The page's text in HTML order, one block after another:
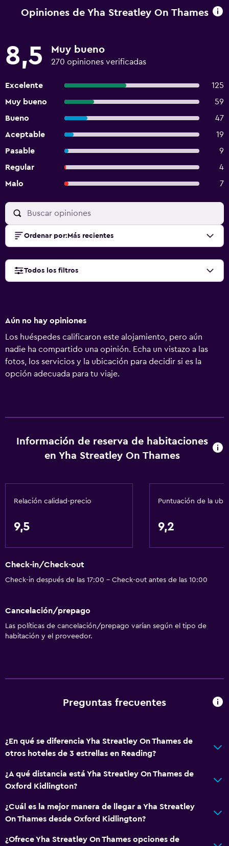
Opiniones de Yha Streatley On Thames
8,5 Muy bueno
270 opiniones verificadas
Excelente
125
Muy bueno
59
Bueno
47
Aceptable
19
Pasable
9
Regular
4
Malo
7
Ordenar por: Más recientes
Todos los filtros
Aún no hay opiniones
Los huéspedes calificaron este alojamiento, pero aún
nadie ha compartido una opinión. Echa un vistazo a las
fotos, los servicios y la ubicación para decidir si es la
opción adecuada para tu viaje.
Información de reserva de habitaciones
en Yha Streatley On Thames
Relación calidad-precio
9,5
Puntuación de la
9,2
Check-in/Check-out
Check-in después de las 17:00 - Check-out antes de las 10:00
Cancelación/prepago
Las políticas de cancelación/prepago varían según el tipo de
habitación y el proveedor.
Preguntas frecuentes
¿En qué se diferencia Yha Streatley On Thames de
otros hoteles de 3 estrellas en Reading?
¿A qué distancia está Yha Streatley On Thames de
Oxford Kidlington?
¿Cuál es la mejor manera de llegar a Yha Streatley
On Thames desde Oxford Kidlington?
¿Ofrece Yha Streatley On Thames opciones de